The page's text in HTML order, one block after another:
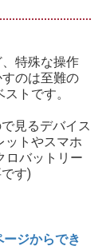
特殊な操作
のは至難の
トです。
見るデバイス
ットやスマホ
ロバットリー
す)
ジからでき